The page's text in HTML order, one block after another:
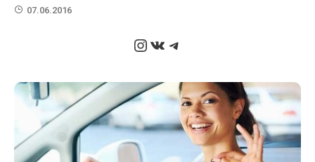
07.06.2016
Instagram
ВКонтакте
Telegram